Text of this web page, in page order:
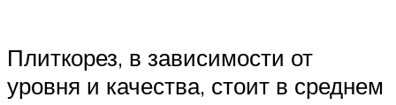
Плиткорез, в зависимости от
уровня и качества, стоит в среднем